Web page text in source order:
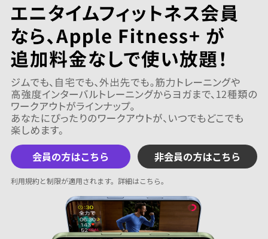
会員の方はこちら 非会員の方はこちら
利用規約と制限が適用されます。 詳細はこちら。